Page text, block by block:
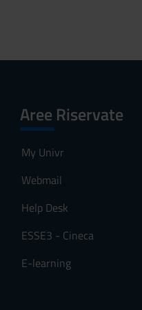
Aree Riservate
My Univr
Webmail
Help Desk
ESSE3 - Cineca
E-learning